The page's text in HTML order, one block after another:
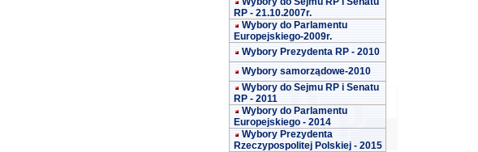
RP - 21.10.2007r.
Wybory do Parlamentu
Europejskiego-2009r.
Wybory Prezydenta RP - 2010
Wybory samorządowe-2010
Wybory do Sejmu RP i Senatu
RP - 2011
Wybory do Parlamentu
Europejskiego - 2014
Wybory Prezydenta
Rzeczypospolitej Polskiej - 2015